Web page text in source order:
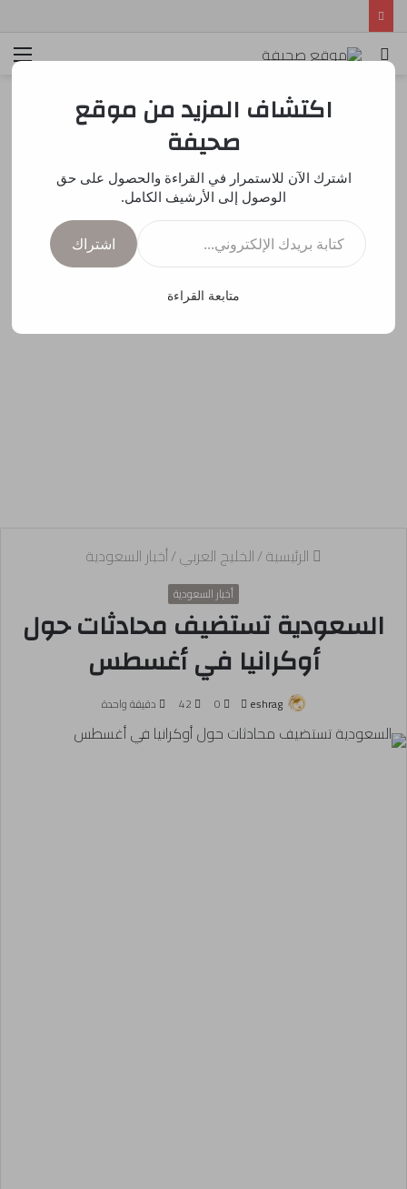
بحث
الرئيسية/الخليج العربي/أخبار السعودية
أخبار السعودية
السعودية تستضيف محادثات حول
أوكرانيا في أغسطس
eshrag
أرسل
بريدا
إلكترونيا
0
42 دقيقة واحدة
اكتشاف المزيد من موقع
صحيفة
اشترك الآن للاستمرار في القراءة والحصول على حق
الوصول إلى الأرشيف الكامل.
كتابة بريدك الإلكتروني...
اشتراك
متابعة القراءة